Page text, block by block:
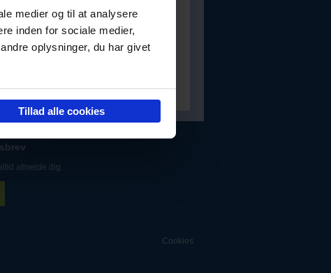
medier og til at analysere
inden for sociale medier,
oplysninger, du har givet
Tillad alle cookies
afmelde dig.
Cookies